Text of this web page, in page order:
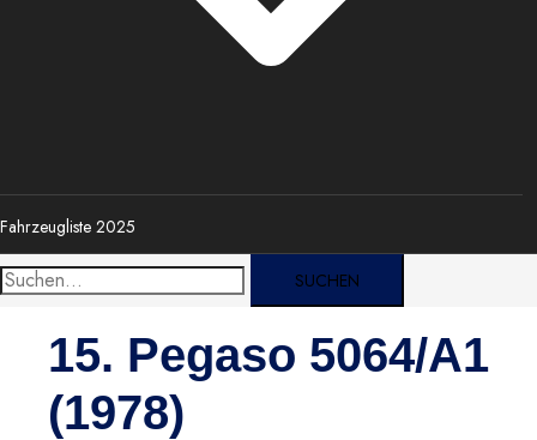
Fahrzeugliste 2025
Suche
15. Pegaso 5064/A1
(1978)